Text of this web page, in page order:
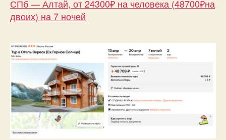
СПб — Алтай, от 24300₽ на человека (48700₽на
двоих) на 7 ночей